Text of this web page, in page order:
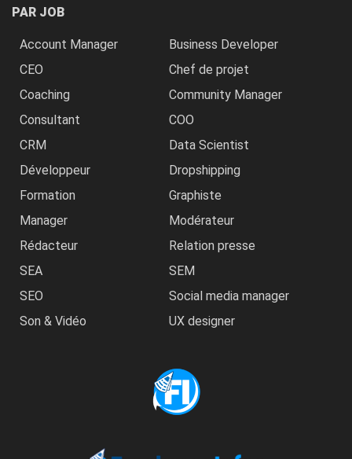
PAR JOB
Account Manager
Business Developer
CEO
Chef de projet
Coaching
Community Manager
Consultant
COO
CRM
Data Scientist
Développeur
Dropshipping
Formation
Graphiste
Manager
Modérateur
Rédacteur
Relation presse
SEA
SEM
SEO
Social media manager
Son & Vidéo
UX designer